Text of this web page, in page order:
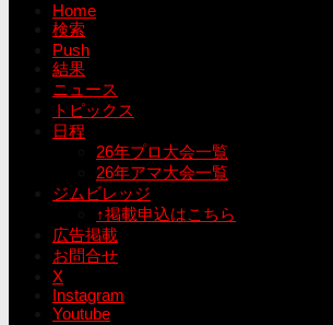
Home
検索
Push
結果
ニュース
トピックス
日程
26年プロ大会一覧
26年アマ大会一覧
ジムビレッジ
↑掲載申込はこちら
広告掲載
お問合せ
X
Instagram
Youtube